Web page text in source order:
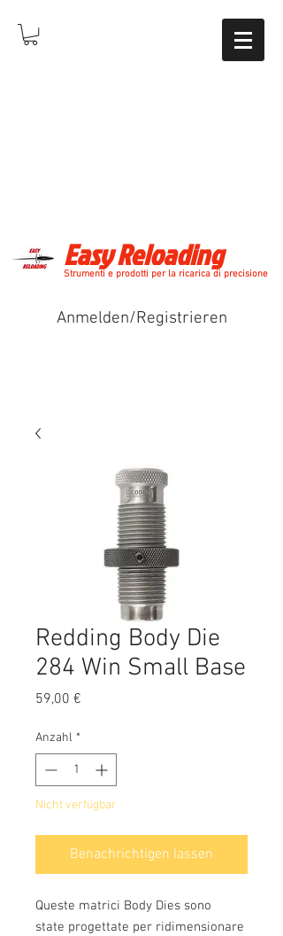
Easy Reloading
Strumenti e prodotti per la ricarica di precisione
Anmelden/Registrieren
Redding Body Die
284 Win Small Base
59,00 €
Anzahl *
Nicht verfügbar
Benachrichtigen lassen
Queste matrici Body Dies sono
state progettate per ridimensionare